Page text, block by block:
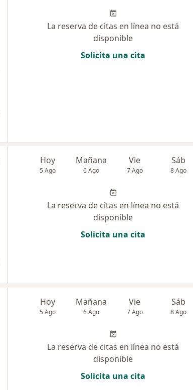
La reserva de citas en línea no está
disponible
Solicita una cita
Hoy
5 Ago
Mañana
6 Ago
Vie
7 Ago
Sáb
8 Ago
La reserva de citas en línea no está
disponible
Solicita una cita
Hoy
5 Ago
Mañana
6 Ago
Vie
7 Ago
Sáb
8 Ago
La reserva de citas en línea no está
disponible
Solicita una cita